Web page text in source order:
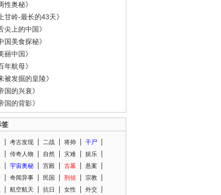
性奥秘》
甘岭-最长的43天》
尖上的中国》
国美食探秘》
丽中国》
年航母》
被发掘的皇陵》
国的兴衰》
国的背影》
签
考古发现 二战 将帅
干尸
传奇人物 自然 灾难
娱乐
宇宙奥秘 宫殿 古墓
悬案
奇闻异事 民国 刑侦
宗教
航空航天 抗日 女性
外交